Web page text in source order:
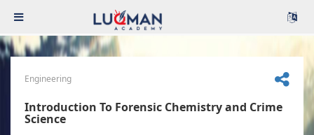
Engineering
Introduction To Forensic Chemistry and Crime
Science